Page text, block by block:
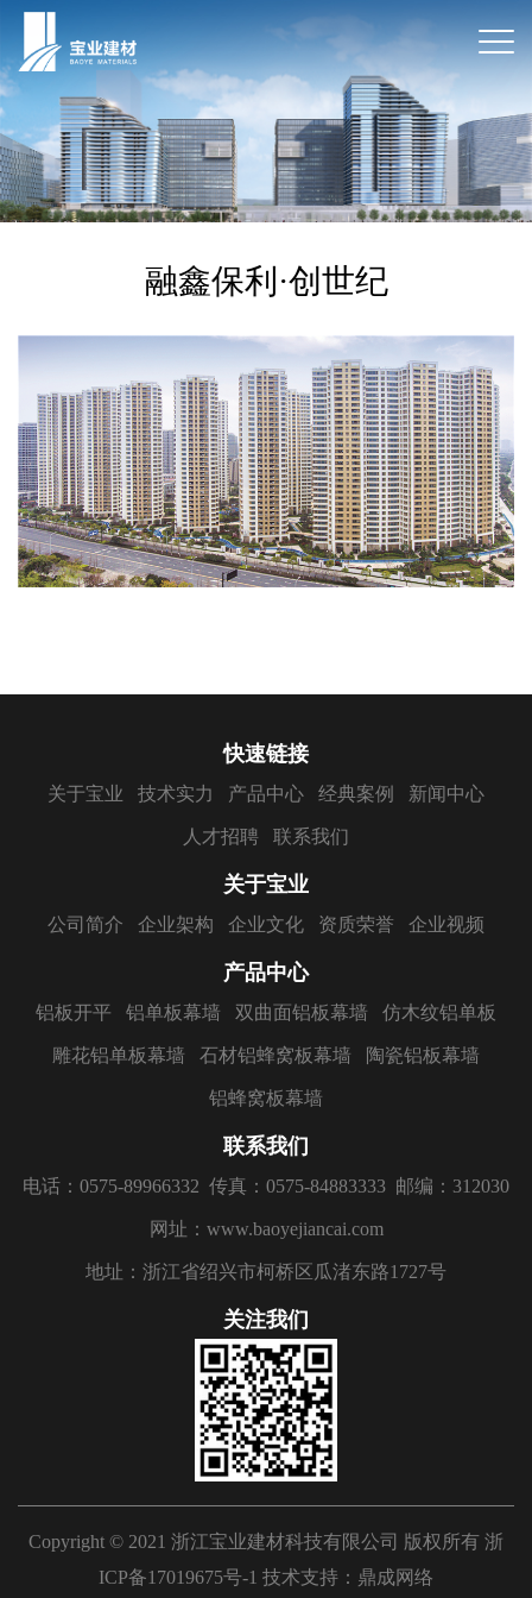
融鑫保利·创世纪
快速链接
关于宝业 技术实力 产品中心 经典案例 新闻中心
人才招聘 联系我们
关于宝业
公司简介 企业架构 企业文化 资质荣誉 企业视频
产品中心
铝板开平 铝单板幕墙 双曲面铝板幕墙 仿木纹铝单板
雕花铝单板幕墙 石材铝蜂窝板幕墙 陶瓷铝板幕墙
铝蜂窝板幕墙
联系我们
电话：0575-89966332 传真：0575-84883333 邮编：312030
网址：www.baoyejiancai.com
地址：浙江省绍兴市柯桥区瓜渚东路1727号
关注我们
Copyright © 2021 浙江宝业建材科技有限公司 版权所有 浙
ICP备17019675号-1 技术支持： 鼎成网络